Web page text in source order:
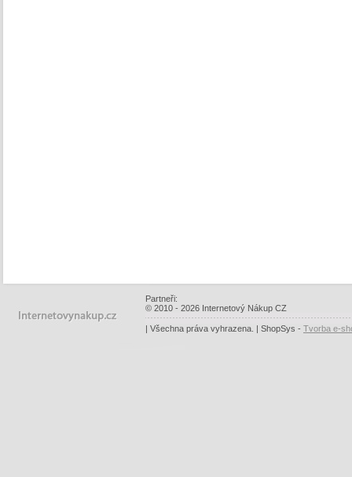
Partneři:
© 2010 - 2026 Internetový Nákup CZ
| Všechna práva vyhrazena. | ShopSys - Tvorba e-